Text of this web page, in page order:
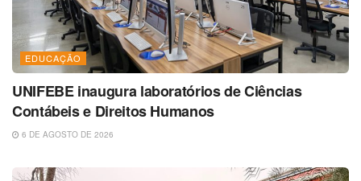
EDUCAÇÃO
UNIFEBE inaugura laboratórios de Ciências
Contábeis e Direitos Humanos
6 DE AGOSTO DE 2026